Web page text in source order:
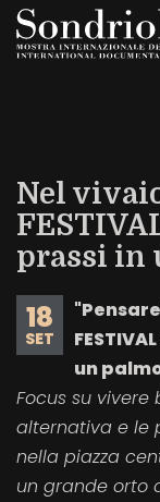
Salta
Nel
prassi in
18
SET
"Pensare
un
Focus su
alternativa e le
nella piazza
un grande orto